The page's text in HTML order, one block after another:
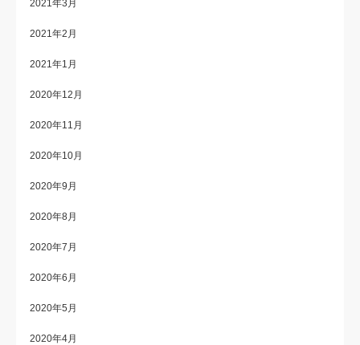
2021年3月
2021年2月
2021年1月
2020年12月
2020年11月
2020年10月
2020年9月
2020年8月
2020年7月
2020年6月
2020年5月
2020年4月